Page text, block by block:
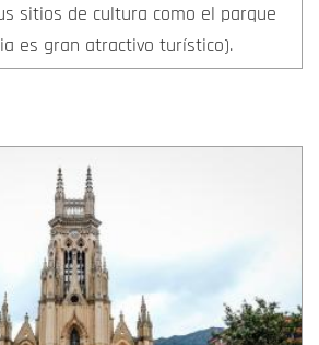
sitios de cultura como el parque
es gran atractivo turístico).